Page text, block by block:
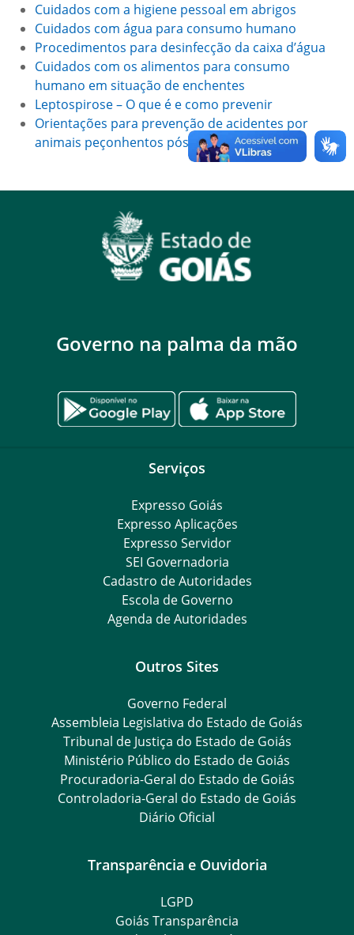
Cuidados com a higiene pessoal em abrigos
Cuidados com água para consumo humano
Procedimentos para desinfecção da caixa d’água
Cuidados com os alimentos para consumo
humano em situação de enchentes
Leptospirose – O que é e como prevenir
Orientações para prevenção de acidentes por
animais peçonhentos pós-enchentes
Governo na palma da mão
Serviços
Expresso Goiás
Expresso Aplicações
Expresso Servidor
SEI Governadoria
Cadastro de Autoridades
Escola de Governo
Agenda de Autoridades
Outros Sites
Governo Federal
Assembleia Legislativa do Estado de Goiás
Tribunal de Justiça do Estado de Goiás
Ministério Público do Estado de Goiás
Procuradoria-Geral do Estado de Goiás
Controladoria-Geral do Estado de Goiás
Diário Oficial
Transparência e Ouvidoria
LGPD
Goiás Transparência